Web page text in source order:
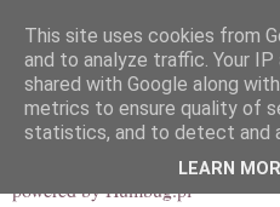
powered by Humbug.pl
This site uses cookies from
and to analyze traffic. Your
shared with Google along
metrics to ensure quality of
statistics, and to detect and
LEARN